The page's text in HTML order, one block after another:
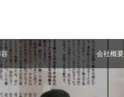
会社概要